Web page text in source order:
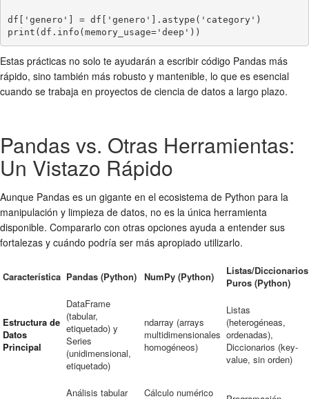
df['genero'] = df['genero'].astype('category')
Estas prácticas no solo te ayudarán a escribir código Pandas más
rápido, sino también más robusto y mantenible, lo que es esencial
cuando se trabaja en proyectos de ciencia de datos a largo plazo.
Pandas vs. Otras Herramientas:
Un Vistazo Rápido
Aunque Pandas es un gigante en el ecosistema de Python para la
manipulación y limpieza de datos, no es la única herramienta
disponible. Compararlo con otras opciones ayuda a entender sus
fortalezas y cuándo podría ser más apropiado utilizarlo.
Característica Pandas (Python) NumPy (Python)
Listas/Diccionarios
Puros (Python)
Estructura de
Datos
Principal
DataFrame
(tabular,
etiquetado) y
Series
(unidimensional,
etiquetado)
ndarray (arrays
multidimensionales
homogéneos)
Listas
(heterogéneas,
ordenadas),
Diccionarios (key-
value, sin orden)
Análisis tabular
Cálculo numérico